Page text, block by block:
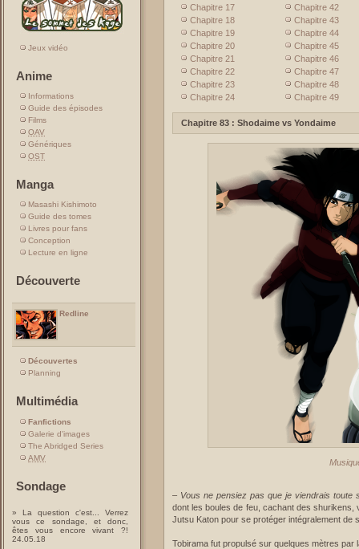
Jeux vidéo
Anime
Informations
Guide des épisodes
Films
OAV
Génériques
OST
Manga
Masashi Kishimoto
Guide des tomes
Livres pour fans
Conception
Lecture en ligne
Découverte
Redline
Découvertes
Planning
Multimédia
Fanfictions
Galerie d'images
The Abridged Series
AMV
Sondage
» La question c'est... Verrez
vous ce sondage, et donc,
êtes vous encore vivant ?!
24.05.18
Chapitre 17
Chapitre 18
Chapitre 19
Chapitre 20
Chapitre 21
Chapitre 22
Chapitre 23
Chapitre 24
Chapitre 42
Chapitre 43
Chapitre 44
Chapitre 45
Chapitre 46
Chapitre 47
Chapitre 48
Chapitre 49
Chapitre 83 : Shodaime vs Yondaime
– Vous ne pensiez pas que je viendrais toute
dont les boules de feu, cachant des shurikens,
Jutsu Katon pour se protéger intégralement de
Tobirama fut propulsé sur quelques mètres